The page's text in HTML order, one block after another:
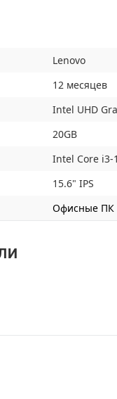
Lenovo
12 месяцев
Intel UHD
20GB
Intel Core i3-
15.6" IPS
Офисные ПК